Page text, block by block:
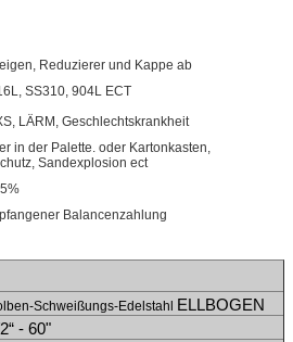
Reduzierer und Kappe ab
SS310, 904L ECT
LÄRM, Geschlechtskrankheit
in der Palette. oder Kartonkasten,
Sandexplosion ect
Balancenzahlung
Schweißungs-Edelstahl ELLBOGEN
- 60"